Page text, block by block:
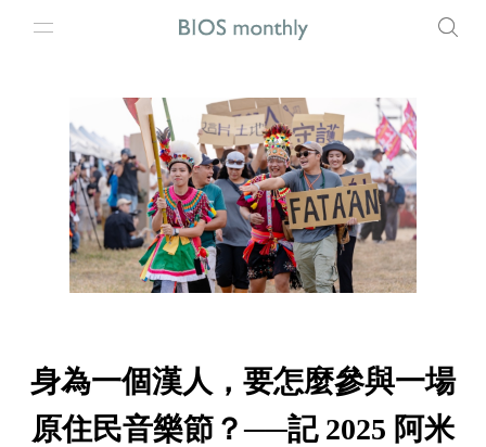
身為一個漢人，要怎麼參與一場
原住民音樂節？──記 2025 阿米